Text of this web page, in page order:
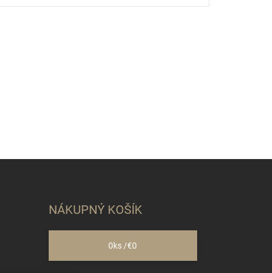
NÁKUPNÝ KOŠÍK
0ks /€0